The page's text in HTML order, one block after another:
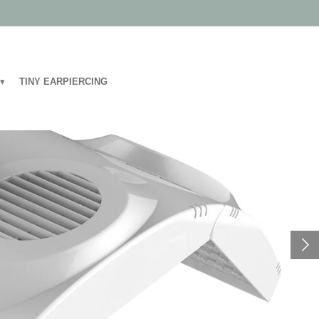
TINY EARPIERCING